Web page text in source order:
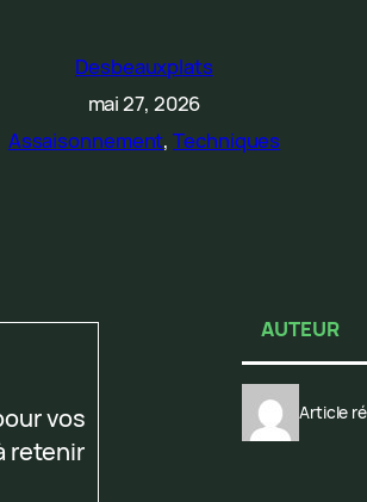
Desbeauxplats
mai 27, 2026
Assaisonnement, Techniques
vos
retenir
AUTEUR
Article